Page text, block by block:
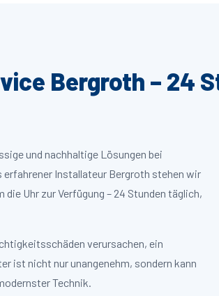
Bergroth – 24
und nachhaltige Lösungen bei
Installateur Bergroth stehen wir
Uhr zur Verfügung – 24 Stunden täglich,
verursachen, ein
ist nicht nur unangenehm, sondern kann
Technik.